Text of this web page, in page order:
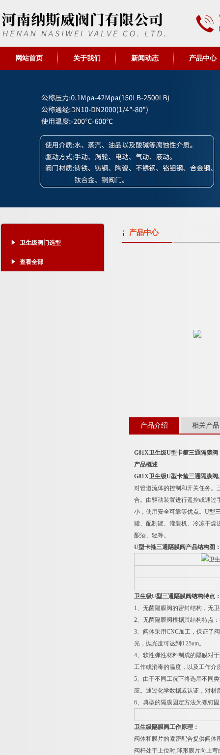
网站首页 关于我们 新闻动态 产品中心
卫生级阀门选型
查看全部
产品中心
产品介绍 相关产品
G81X卫生级U型卡箍三通隔膜阀
产品概述
G81X卫生级U型卡箍三通隔膜阀
对管道流体的控制和开关任务。
合。由驱动装置进行遥控或通过
小，使用安全可靠等优点。U型
罐、配制罐、灌装机、冷冻干燥
酿酒、轻等。
U型卡箍三通隔膜阀产品结构图
卫生级U型三通隔膜阀结构特点
1、无菌隔膜阀的密封结构，无
2、无菌隔膜阀根据其结构特点
3、阀体采用CNC加工，保证了
光，抛光度可达到 0.25um。
4、软性弹性材料制成的隔膜对
工作或消毒的温度，以及工作介
5、由于不同工况下将选用不同
应。通过化学数据或认证，对材
6、典型的隔膜固定方法为螺钉
卫生级隔膜阀工作原理：
阀体和膜片的紧密配合提供阀体
阀杆处于上位时,球形膜片向上弯